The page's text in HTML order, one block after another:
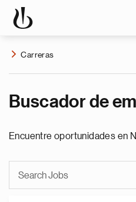
Carreras
Buscador de
Encuentre oportunidades en